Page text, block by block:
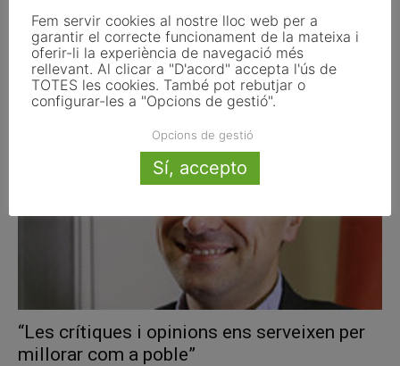
Salten les alarmes al PDeCat
març 10, 2017
“Les crítiques i opinions ens serveixen per
millorar com a poble”
Fem servir cookies al nostre lloc web per a
garantir el correcte funcionament de la mateixa i
oferir-li la experiència de navegació més
rellevant. Al clicar a "D'acord" accepta l'ús de
TOTES les cookies. També pot rebutjar o
configurar-les a "Opcions de gestió".
Opcions de gestió
Sí, accepto